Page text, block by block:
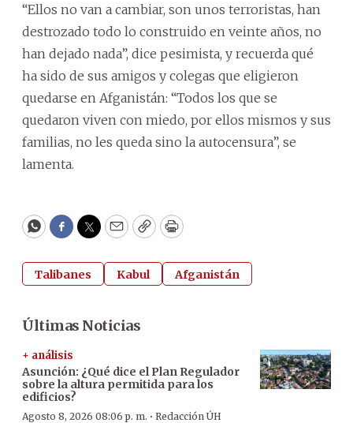
“Ellos no van a cambiar, son unos terroristas, han
destrozado todo lo construido en veinte años, no
han dejado nada”, dice pesimista, y recuerda qué
ha sido de sus amigos y colegas que eligieron
quedarse en Afganistán: “Todos los que se
quedaron viven con miedo, por ellos mismos y sus
familias, no les queda sino la autocensura”, se
lamenta.
WhatsApp
Facebook
Twitter
EmailCopyPrint
Talibanes Kabul Afganistán
Últimas Noticias
+ análisis
Asunción: ¿Qué dice el Plan Regulador
sobre la altura permitida para los
edificios?
Agosto 8, 2026 08:06 p. m. · Redacción ÚH